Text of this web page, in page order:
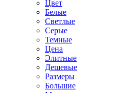
Цвет
Белые
Светлые
Серые
Темные
Цена
Элитные
Дешевые
Размеры
Большие